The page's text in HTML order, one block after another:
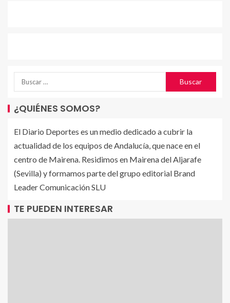
¿QUIÉNES SOMOS?
El Diario Deportes es un medio dedicado a cubrir la
actualidad de los equipos de Andalucía, que nace en el
centro de Mairena. Residimos en Mairena del Aljarafe
(Sevilla) y formamos parte del grupo editorial Brand
Leader Comunicación SLU
TE PUEDEN INTERESAR